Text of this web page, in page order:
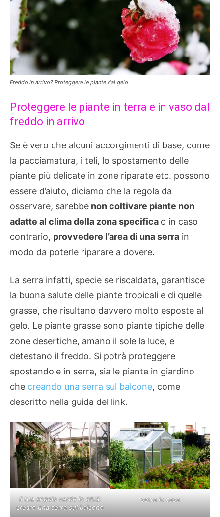
Freddo in arrivo? Proteggere le piante dal gelo
Proteggere le piante in terra e in vaso dal
freddo in arrivo
Se è vero che alcuni accorgimenti di base, come
la pacciamatura, i teli, lo spostamento delle
piante più delicate in zone riparate etc. possono
essere d’aiuto, diciamo che la regola da
osservare, sarebbe non coltivare piante non
adatte al clima della zona specifica o in caso
contrario, provvedere l’area di una serra in
modo da poterle riparare a dovere.
La serra infatti, specie se riscaldata, garantisce
la buona salute delle piante tropicali e di quelle
grasse, che risultano davvero molto esposte al
gelo. Le piante grasse sono piante tipiche delle
zone desertiche, amano il sole la luce, e
detestano il freddo. Si potrà proteggere
spostandole in serra, sia le piante in giardino
che creando una serra sul balcone, come
descritto nella guida del link.
Il tuo angolo verde in città:
creare una serra sul balcone
serra in casa